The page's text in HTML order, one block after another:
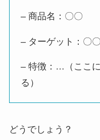
– 商品名：〇〇
– ターゲット：〇
– 特徴：…（ここ
る）
どうでしょう？